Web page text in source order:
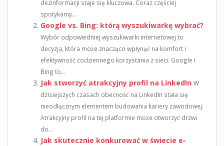
dezinformacji staje się kluczowa. Coraz częściej
spotykamy...
Google vs. Bing: którą wyszukiwarkę wybrać?
Wybór odpowiedniej wyszukiwarki internetowej to
decyzja, która może znacząco wpłynąć na komfort i
efektywność codziennego korzystania z sieci. Google i
Bing to...
Jak stworzyć atrakcyjny profil na LinkedIn W
dzisiejszych czasach obecność na LinkedIn stała się
nieodłącznym elementem budowania kariery zawodowej.
Atrakcyjny profil na tej platformie może otworzyć drzwi
do...
Jak skutecznie konkurować w świecie e-